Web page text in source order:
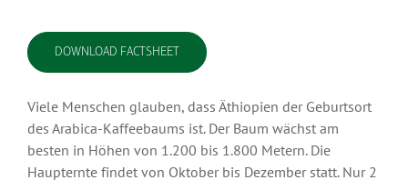
DOWNLOAD FACTSHEET
Viele Menschen glauben, dass Äthiopien der Geburtsort
des Arabica-Kaffeebaums ist. Der Baum wächst am
besten in Höhen von 1.200 bis 1.800 Metern. Die
Haupternte findet von Oktober bis Dezember statt. Nur 2